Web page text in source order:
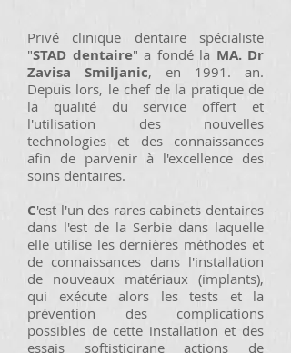
Privé clinique dentaire spécialiste
"STAD dentaire" a fondé la MA. Dr
Zavisa Smiljanic, en 1991. an.
Depuis lors, le chef de la pratique de
la qualité du service offert et
l'utilisation des nouvelles
technologies et des connaissances
afin de parvenir à l'excellence des
soins dentaires.
C'est l'un des rares cabinets dentaires
dans l'est de la Serbie dans laquelle
elle utilise les dernières méthodes et
de connaissances dans l'installation
de nouveaux matériaux (implants),
qui exécute alors les tests et la
prévention des complications
possibles de cette installation et des
essais softisticirane actions de